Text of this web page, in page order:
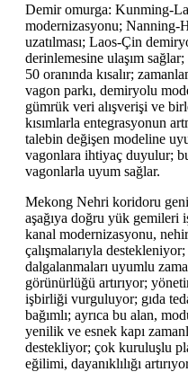
Demir omurga: Kunming-
modernizasyonu; Nanning-
uzatılması; Laos-Çin
derinlemesine ulaşım
50 oranında kısalır;
vagon parkı, demiryolu
gümrük veri alışverişi ve
kısımlarla entegrasyonun
talebin değişen modeline
vagonlara ihtiyaç duyulur;
vagonlarla uyum sağlar.
Mekong Nehri koridoru
aşağıya doğru yük gemileri
kanal modernizasyonu,
çalışmalarıyla
dalgalanmaları uyumlu
görünürlüğü artırıyor;
işbirliği vurguluyor; gıda
bağımlı; ayrıca bu alan,
yenilik ve esnek kapı
destekliyor; çok kuruluşlu
eğilimi, dayanıklılığı